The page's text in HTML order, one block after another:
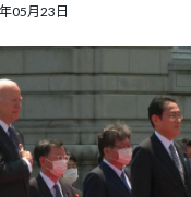
05月23日